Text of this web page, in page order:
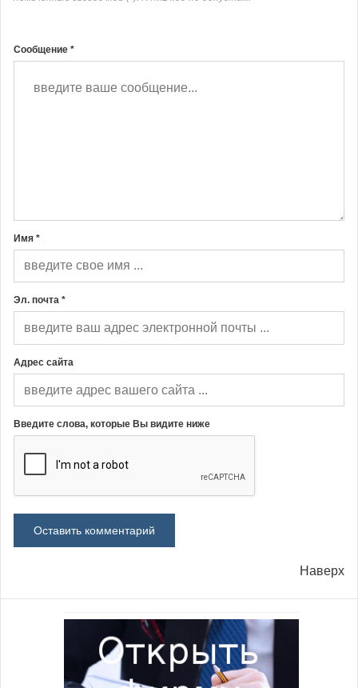
Сообщение *
Имя *
Эл. почта *
Адрес сайта
Введите слова, которые Вы видите ниже
Наверх